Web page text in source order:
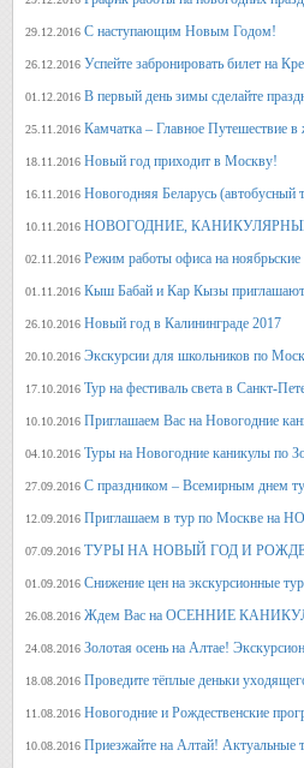
29.12.2016 С наступающим Новым Годом!
26.12.2016 Успейте забронировать билет на
01.12.2016 В первый день зимы сделайте
25.11.2016 Камчатка – Главное Путешествие
18.11.2016 Новый год приходит в Москву!
16.11.2016 Новогодняя Беларусь
10.11.2016 НОВОГОДНИЕ,
02.11.2016 Режим работы офиса на ноябрьские
01.11.2016 Кыш Бабай и Кар Кызы
26.10.2016 Новый год в Калининграде 2017
20.10.2016 Экскурсии для школьников по
17.10.2016 Тур на фестиваль света в Санкт-
10.10.2016 Приглашаем Вас на Новогодние
04.10.2016 Туры на Новогодние каникулы по
27.09.2016 С праздником – Всемирным днем
12.09.2016 Приглашаем в тур по Москве на
07.09.2016 ТУРЫ НА НОВЫЙ ГОД И
01.09.2016 Снижение цен на экскурсионные
26.08.2016 Ждем Вас на ОСЕННИЕ
24.08.2016 Золотая осень на Алтае!
18.08.2016 Проведите тёплые деньки
11.08.2016 Новогодние и Рождественские
10.08.2016 Приезжайте на Алтай! Актуальные